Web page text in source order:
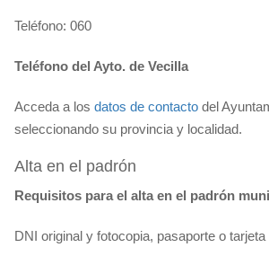
Teléfono: 060
Teléfono del Ayto. de Vecilla
Acceda a los datos de contacto del
seleccionando su provincia y localidad.
Alta en el padrón
Requisitos para el alta en el padrón
DNI original y fotocopia, pasaporte o